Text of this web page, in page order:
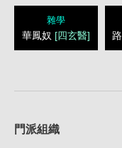
雜學
華鳳奴 [四玄醫]
門派組織